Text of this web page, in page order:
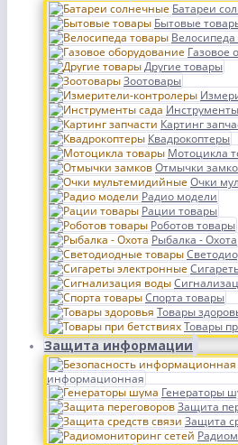
Батареи
Бытовые
Газовое
Другие товары
Зоотовары
Картинг
Квадрокоптеры
Мотоцикла
Отмычки
Очки
Радио модели
Рации товары
Роботов товары
Рыбалка - Охота
Спорта товары
Товары
Товары
Защита информации
информационная
Генераторы
Защита
Защита